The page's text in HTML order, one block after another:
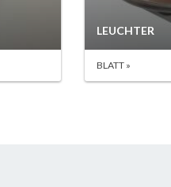
LEUCHTER
BLATT »